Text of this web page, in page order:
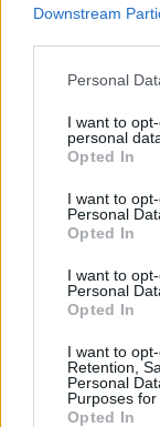
Downstream
Please note that
not limited to
grant or deny
use your data
consent section.
Personal
I want to
personal
Opted In
I want to
Personal
Opted In
I want to
Personal
Opted In
I want to
Retention,
Personal
Purposes for
Opted In